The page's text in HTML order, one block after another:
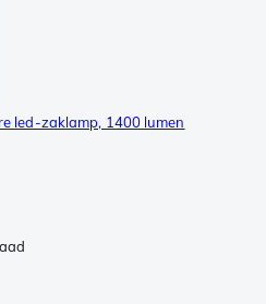
led-zaklamp, 1400 lumen